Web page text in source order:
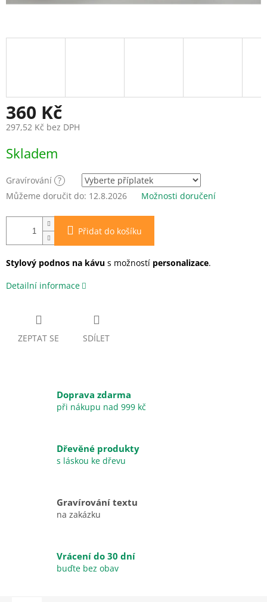
360 Kč
297,52 Kč bez DPH
cena:
Skladem
Gravírování ?
Můžeme doručit do: 12.8.2026 Možnosti doručení
Přidat do košíku
Stylový podnos na kávu s možností personalizace.
Detailní informace
ZEPTAT SE SDÍLET
Doprava zdarma
při nákupu nad 999 kč
Dřevěné produkty
s láskou ke dřevu
Gravírování textu
na zakázku
Vrácení do 30 dní
buďte bez obav